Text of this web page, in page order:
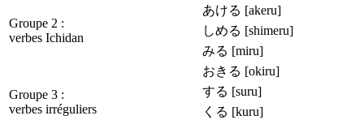
Groupe 2 :
verbes Ichidan
あける [akeru]
しめる [shimeru]
みる [miru]
おきる [okiru]
Groupe 3 :
verbes irréguliers
する [suru]
くる [kuru]